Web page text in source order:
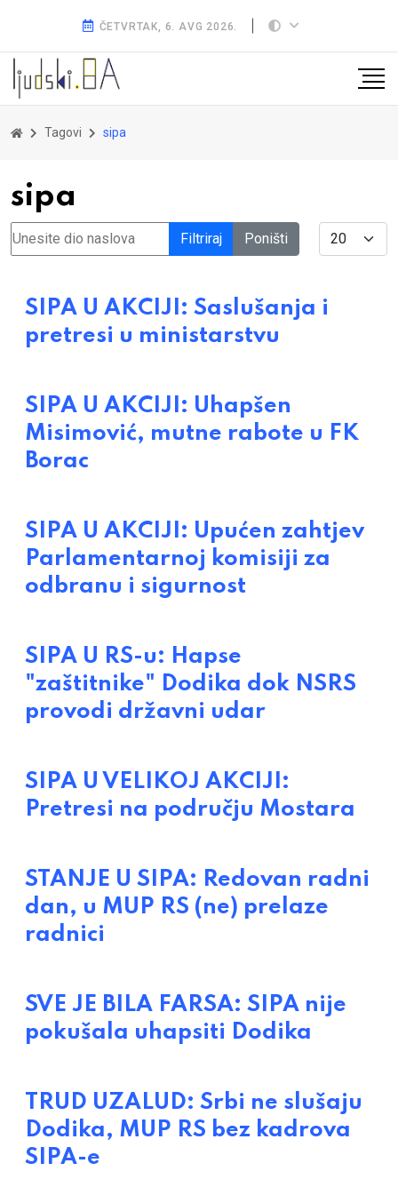
ČETVRTAK, 6. AVG 2026.
Tagovi sipa
sipa
Unesite dio naslova Filtriraj Poništi Display #
SIPA U AKCIJI: Saslušanja i
pretresi u ministarstvu
SIPA U AKCIJI: Uhapšen
Misimović, mutne rabote u FK
Borac
SIPA U AKCIJI: Upućen zahtjev
Parlamentarnoj komisiji za
odbranu i sigurnost
SIPA U RS-u: Hapse
"zaštitnike" Dodika dok NSRS
provodi državni udar
SIPA U VELIKOJ AKCIJI:
Pretresi na području Mostara
STANJE U SIPA: Redovan radni
dan, u MUP RS (ne) prelaze
radnici
SVE JE BILA FARSA: SIPA nije
pokušala uhapsiti Dodika
TRUD UZALUD: Srbi ne slušaju
Dodika, MUP RS bez kadrova
SIPA-e